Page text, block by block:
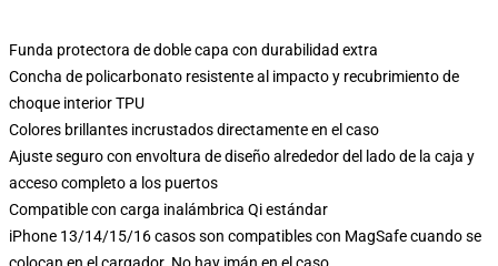
Funda protectora de doble capa con durabilidad extra
Concha de policarbonato resistente al impacto y recubrimiento de
choque interior TPU
Colores brillantes incrustados directamente en el caso
Ajuste seguro con envoltura de diseño alrededor del lado de la caja y
acceso completo a los puertos
Compatible con carga inalámbrica Qi estándar
iPhone 13/14/15/16 casos son compatibles con MagSafe cuando se